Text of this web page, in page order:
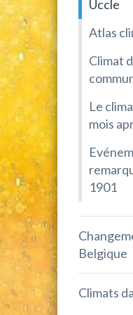
Uccle
Atlas
Climat
Le
mois
1901
Belgique
Climats